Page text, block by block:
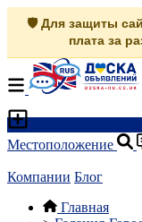
🛡️ Для защиты
плата за
Местоположение
Компании Блог
Главная